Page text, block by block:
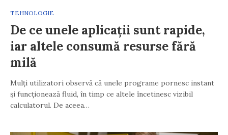
TEHNOLOGIE
De ce unele aplicații sunt rapide,
iar altele consumă resurse fără
milă
Mulți utilizatori observă că unele programe pornesc instant
și funcționează fluid, în timp ce altele încetinesc vizibil
calculatorul. De aceea…